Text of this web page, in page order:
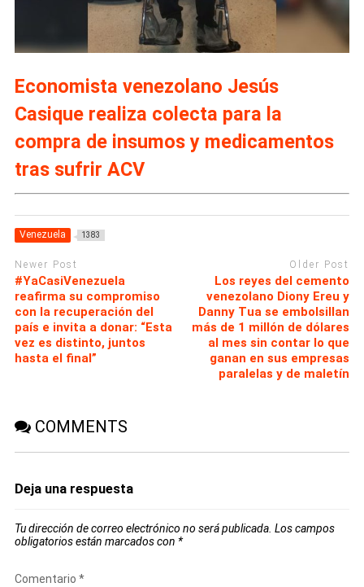
Economista venezolano Jesús
Casique realiza colecta para la
compra de insumos y medicamentos
tras sufrir ACV
Venezuela 1383
Newer Post
#YaCasiVenezuela
reafirma su compromiso
con la recuperación del
país e invita a donar: “Esta
vez es distinto, juntos
hasta el final”
Older Post
Los reyes del cemento
venezolano Diony Ereu y
Danny Tua se embolsillan
más de 1 millón de dólares
al mes sin contar lo que
ganan en sus empresas
paralelas y de maletín
COMMENTS
Deja una respuesta
Tu dirección de correo electrónico no será publicada. Los campos
obligatorios están marcados con *
Comentario *